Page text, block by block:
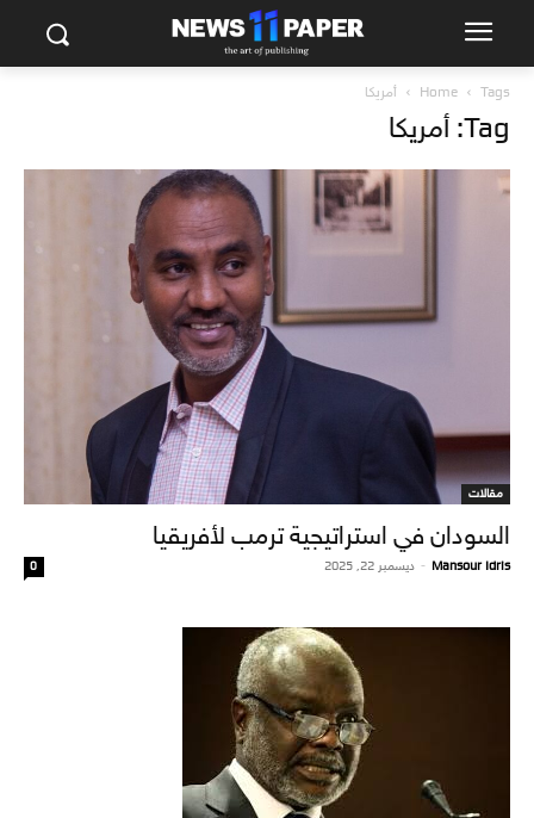
Home Tags أمريكا
Tag: أمريكا
مقالات
السودان في استراتيجية ترمب لأفريقيا
Mansour Idris
- ديسمبر 22, 2025 0